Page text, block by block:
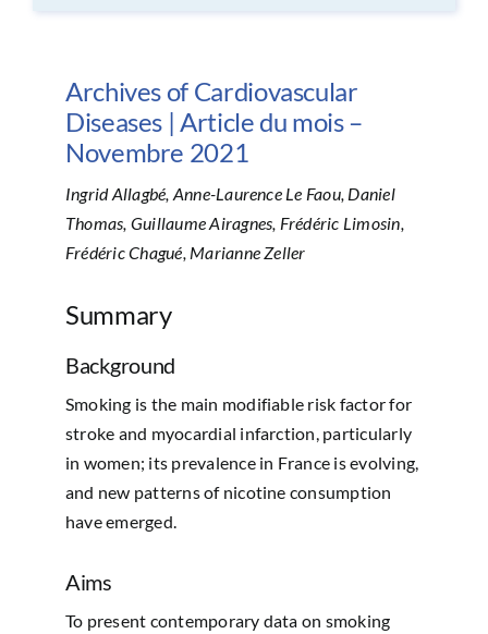
Archives of Cardiovascular
Diseases | Article du mois –
Novembre 2021
Ingrid Allagbé, Anne-Laurence Le Faou, Daniel
Thomas, Guillaume Airagnes, Frédéric Limosin,
Frédéric Chagué, Marianne Zeller
Summary
Background
Smoking is the main modifiable risk factor for
stroke and myocardial infarction, particularly
in women; its prevalence in France is evolving,
and new patterns of nicotine consumption
have emerged.
Aims
To present contemporary data on smoking